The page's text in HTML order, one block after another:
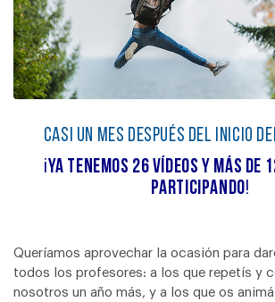
Casi un mes después del inicio
¡ya tenemos 26 vídeos y más de
participando!
Queríamos aprovechar la ocasión para
todos los profesores: a los que repetís y
nosotros un año más, y a los que os